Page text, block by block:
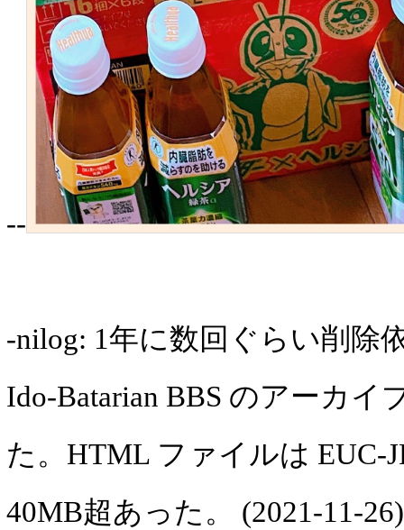
--
-nilog: 1年に数回ぐらい削除
Ido-Batarian BBS のアーカイ
た。HTML ファイルは EUC-
40MB超あった。 (2021-11-26)